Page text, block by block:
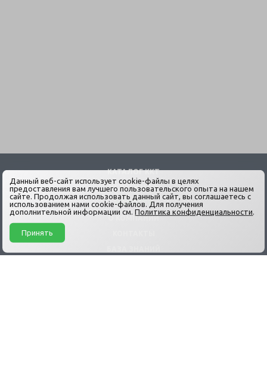
КАТАЛОГ ККТ
УСЛУГИ ЦТО
НОВОСТИ
О КОМПАНИИ
Данный веб-сайт использует cookie-файлы в целях
предоставления вам лучшего пользовательского опыта на нашем
сайте. Продолжая использовать данный сайт, вы соглашаетесь с
использованием нами cookie-файлов. Для получения
дополнительной информации см.Политика конфиденциальности.
Принять